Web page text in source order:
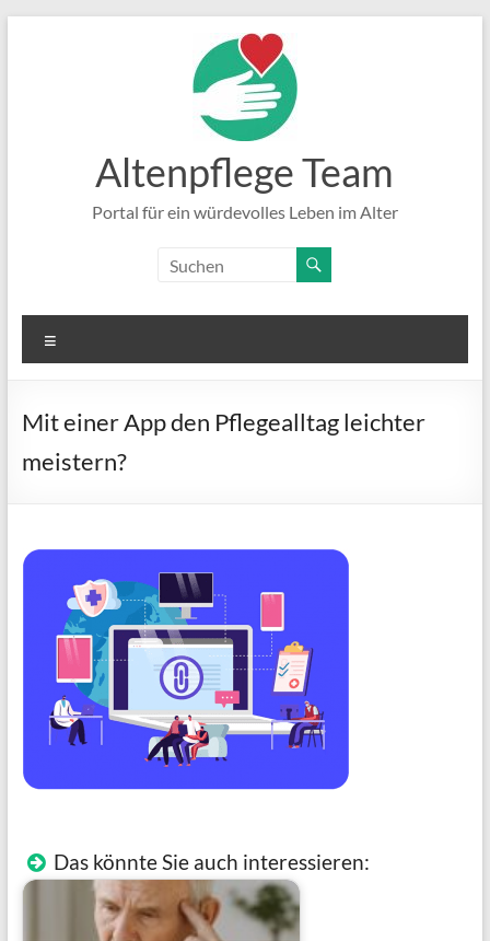
Altenpflege Team
Portal für ein würdevolles Leben im Alter
Mit einer App den Pflegealltag leichter
meistern?
Das könnte Sie auch interessieren: